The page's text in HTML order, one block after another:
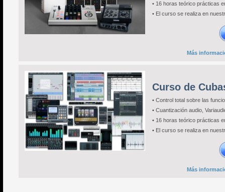
• 16 horas teórico prácticas
• El curso se realiza en
Más
Curso de
• Control total sobre las
• Cuantización audio,
• 16 horas teórico prácticas
• El curso se realiza en
Más